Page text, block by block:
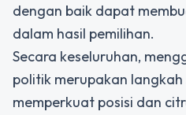
dengan baik dapat
dalam hasil pemilihan.
Secara keseluruhan,
politik merupakan
memperkuat posisi dan